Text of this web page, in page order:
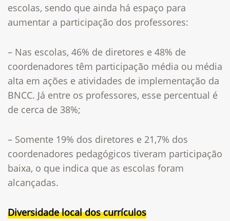
escolas, sendo que ainda há espaço para
aumentar a participação dos professores:
– Nas escolas, 46% de diretores e 48% de
coordenadores têm participação média ou média
alta em ações e atividades de implementação da
BNCC. Já entre os professores, esse percentual é
de cerca de 38%;
– Somente 19% dos diretores e 21,7% dos
coordenadores pedagógicos tiveram participação
baixa, o que indica que as escolas foram
alcançadas.
Diversidade local dos currículos